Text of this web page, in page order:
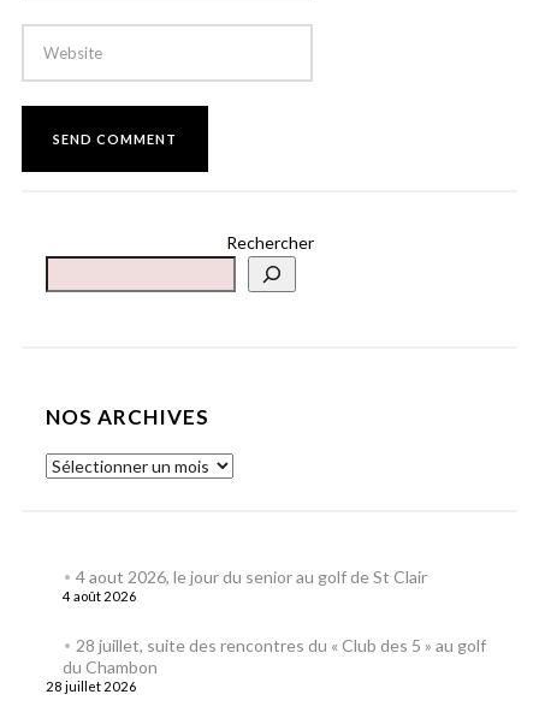
Rechercher
NOS ARCHIVES
4 aout 2026, le jour du senior au golf de St Clair
4 août 2026
28 juillet, suite des rencontres du « Club des 5 » au golf
du Chambon
28 juillet 2026